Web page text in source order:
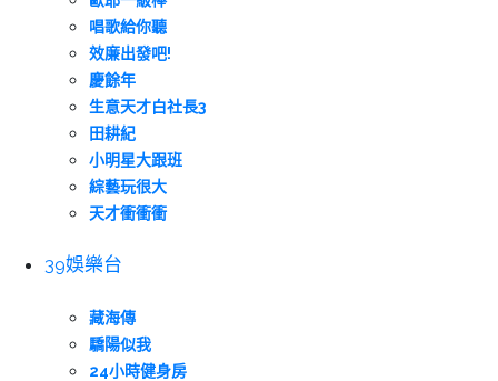
唱歌給你聽
效廉出發吧!
慶餘年
生意天才白社長3
田耕紀
小明星大跟班
綜藝玩很大
天才衝衝衝
39娛樂台
藏海傳
驕陽似我
24小時健身房